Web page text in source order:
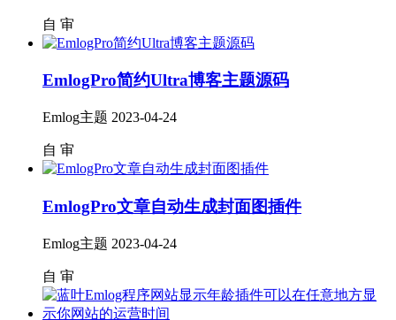
自 审
EmlogPro简约Ultra博客主题源码
Emlog主题 2023-04-24
自 审
EmlogPro文章自动生成封面图插件
Emlog主题 2023-04-24
自 审